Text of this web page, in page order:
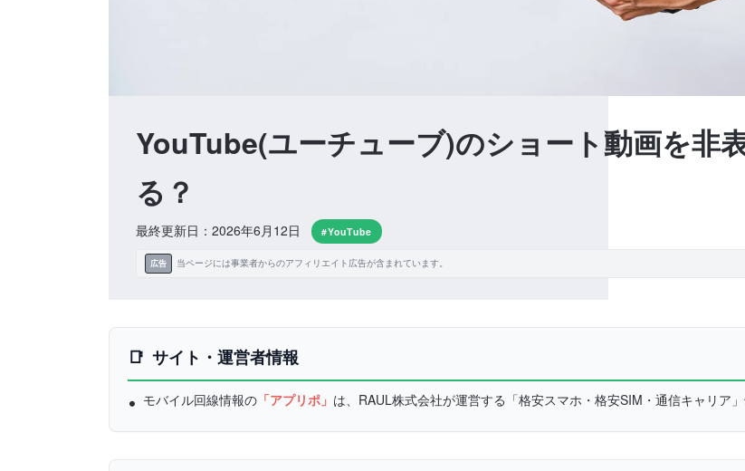
YouTube(ユーチューブ)のショート動画を非
る？
最終更新日：2026年6月12日 #YouTube
広告 当ページには事業者からのアフィリエイト広告が含まれています。
サイト・運営者情報
モバイル回線情報の 「アプリポ」 は、RAUL株式会社が運営する「格安スマホ・格安SIM・通信キャリア